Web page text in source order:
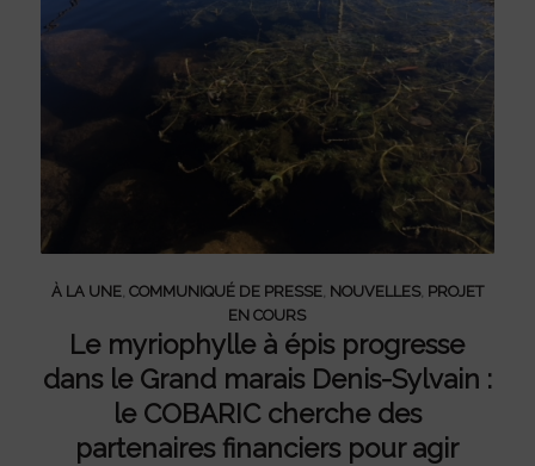
À LA UNE, COMMUNIQUÉ DE PRESSE, NOUVELLES, PROJET
EN COURS
Le myriophylle à épis progresse
dans le Grand marais Denis-Sylvain :
le COBARIC cherche des
partenaires financiers pour agir